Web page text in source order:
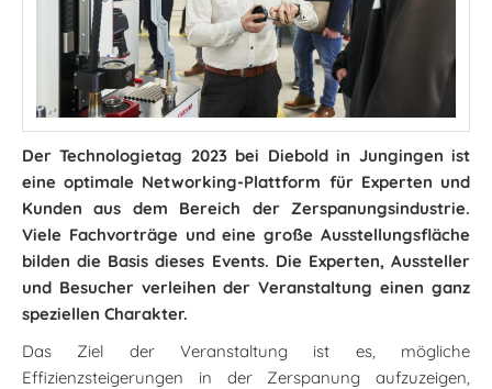
Der Technologietag 2023 bei Diebold in Jungingen ist
eine optimale Networking-Plattform für Experten und
Kunden aus dem Bereich der Zerspanungsindustrie.
Viele Fachvorträge und eine große Ausstellungsfläche
bilden die Basis dieses Events. Die Experten, Aussteller
und Besucher verleihen der Veranstaltung einen ganz
speziellen Charakter.
Das Ziel der Veranstaltung ist es, mögliche
Effizienzsteigerungen in der Zerspanung aufzuzeigen,